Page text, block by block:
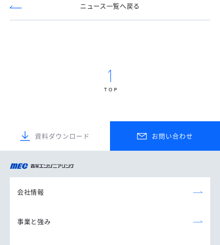
ニュース一覧へ戻る
TOP
資料ダウンロード お問い合わせ
森永エンジニアリング
株式会社
会社情報
事業と強み